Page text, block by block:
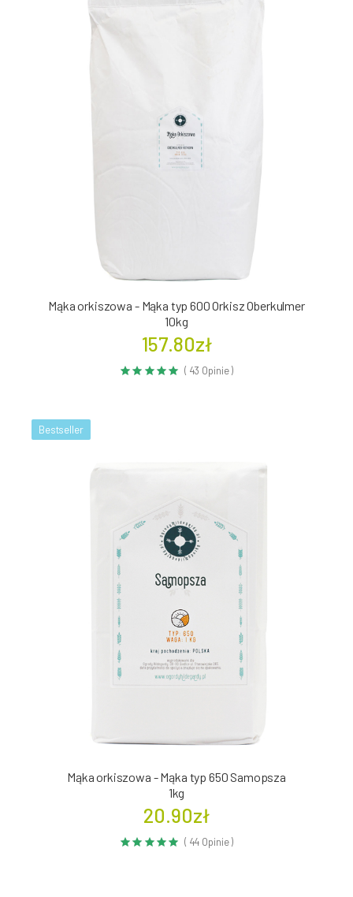
Mąka orkiszowa - Mąka typ 600 Orkisz Oberkulmer
10kg
157.80zł
( 43 Opinie )
Bestseller
Mąka orkiszowa - Mąka typ 650 Samopsza
1kg
20.90zł
( 44 Opinie )